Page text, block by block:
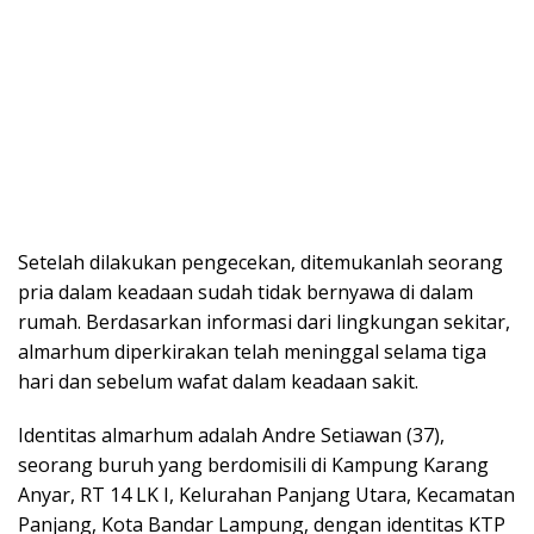
Setelah dilakukan pengecekan, ditemukanlah seorang
pria dalam keadaan sudah tidak bernyawa di dalam
rumah. Berdasarkan informasi dari lingkungan sekitar,
almarhum diperkirakan telah meninggal selama tiga
hari dan sebelum wafat dalam keadaan sakit.
Identitas almarhum adalah Andre Setiawan (37),
seorang buruh yang berdomisili di Kampung Karang
Anyar, RT 14 LK I, Kelurahan Panjang Utara, Kecamatan
Panjang, Kota Bandar Lampung, dengan identitas KTP